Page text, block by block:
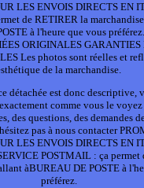
LES ENVOIS DIRECTS EN
de RETIRER la
à l'heure que vous
ORIGINALES GARANTIES
Les photos sont réelles et
de la marchandise.
détachée est donc descriptive,
comme vous le
des questions, des demandes
pas à nous contacter
LES ENVOIS DIRECTS EN
POSTMAIL : ça permet
àBUREAU DE POSTE à
préférez.